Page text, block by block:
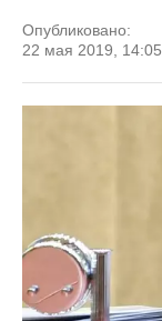
Опубликовано:
22 мая 2019, 14:05